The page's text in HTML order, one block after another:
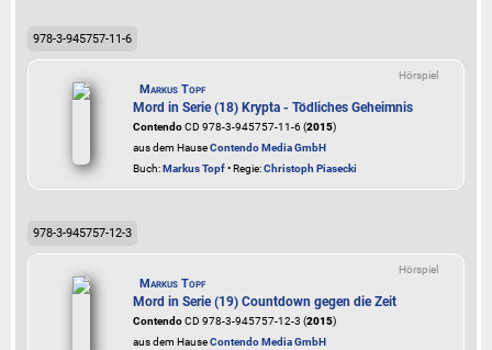
978-3-945757-11-6
Hörspiel
Markus Topf
Mord in Serie (18) Krypta - Tödliches Geheimnis
ContendoCD 978-3-945757-11-6 (2015)
aus dem HauseContendo Media GmbH
Buch:Markus Topf• Regie:Christoph Piasecki
978-3-945757-12-3
Hörspiel
Markus Topf
Mord in Serie (19) Countdown gegen die Zeit
ContendoCD 978-3-945757-12-3 (2015)
aus dem HauseContendo Media GmbH